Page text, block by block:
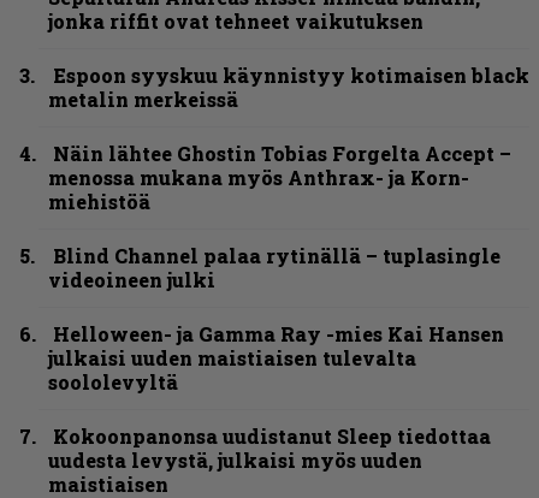
jonka riffit ovat tehneet vaikutuksen
Espoon syyskuu käynnistyy kotimaisen black
metalin merkeissä
Näin lähtee Ghostin Tobias Forgelta Accept –
menossa mukana myös Anthrax- ja Korn-
miehistöä
Blind Channel palaa rytinällä – tuplasingle
videoineen julki
Helloween- ja Gamma Ray -mies Kai Hansen
julkaisi uuden maistiaisen tulevalta
soololevyltä
Kokoonpanonsa uudistanut Sleep tiedottaa
uudesta levystä, julkaisi myös uuden
maistiaisen